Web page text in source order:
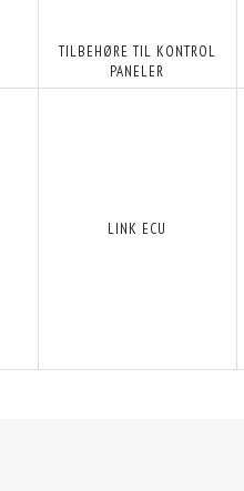
TILBEHØRE TIL KONTROL
PANELER
LINK ECU